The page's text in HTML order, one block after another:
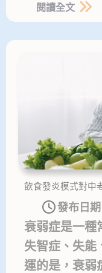
閱讀全文
飲食發炎模式對中
發布日期
衰弱症是一種
失智症、失能
運的是，衰弱